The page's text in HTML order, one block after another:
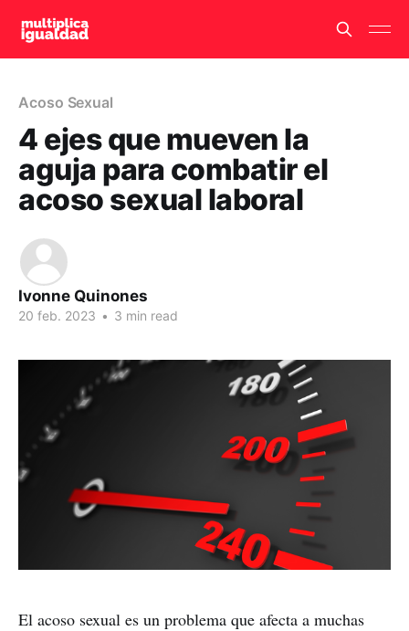
Acoso Sexual
4 ejes que mueven la
aguja para combatir el
acoso sexual laboral
Ivonne Quinones
20 feb. 2023 • 3 min read
El acoso sexual es un problema que afecta a muchas